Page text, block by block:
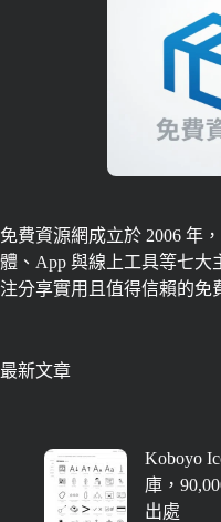
免費資源網成立於 2006 年
體、App 與線上工具等七大
注分享實用且值得信賴的免
最新文章
Koboyo
庫，
出處